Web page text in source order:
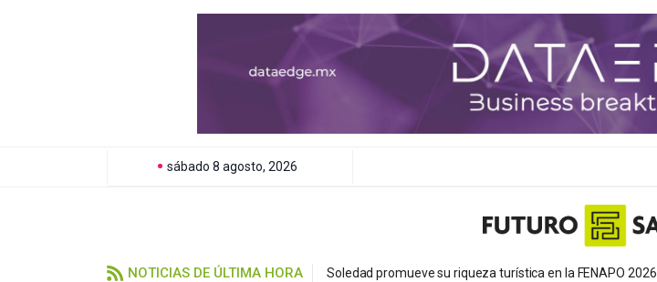
sábado 8 agosto, 2026
NOTICIAS DE ÚLTIMA HORA Soledad promueve su riqueza turística en la FENAPO 2026